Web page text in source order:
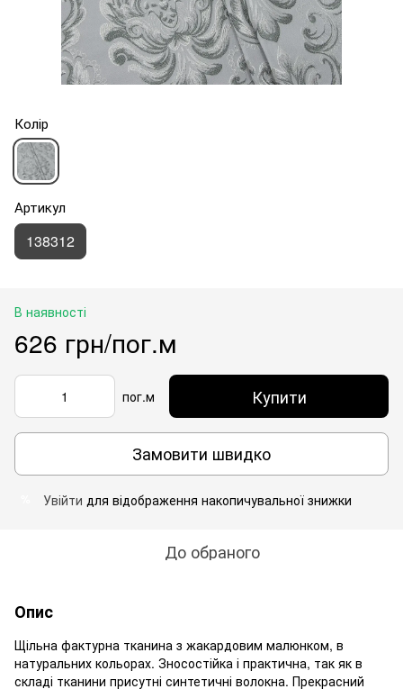
Колір
Артикул
138312
В наявності
626 грн/пог.м
пог.м Купити
Замовити швидко
Увійти для відображення накопичувальної знижки
До обраного
Опис
Щільна фактурна тканина з жакардовим малюнком, в
натуральних кольорах. Зносостійка і практична, так як в
складі тканини присутні синтетичні волокна. Прекрасний